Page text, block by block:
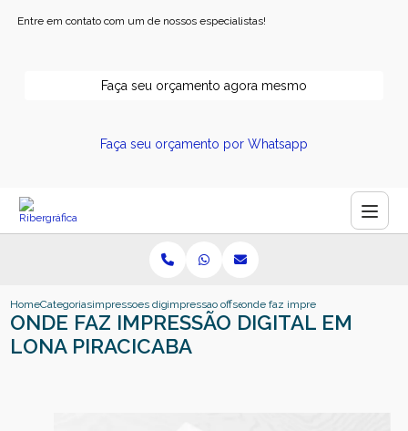
Entre em contato com um de nossos especialistas!
Faça seu orçamento agora mesmo
Faça seu orçamento por Whatsapp
HomeCategoriasimpressoes digitaisimpressao offset e digitalonde faz impressao digital em
ONDE FAZ IMPRESSÃO DIGITAL EM
LONA PIRACICABA